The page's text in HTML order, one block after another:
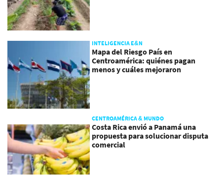
INTELIGENCIA E&N
Mapa del Riesgo País en
Centroamérica: quiénes pagan
menos y cuáles mejoraron
CENTROAMÉRICA & MUNDO
Costa Rica envió a Panamá una
propuesta para solucionar disputa
comercial